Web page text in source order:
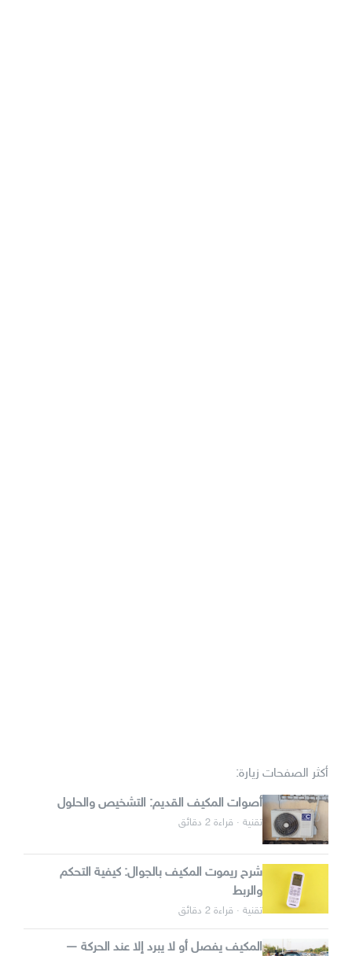
أكثر الصفحات زيارة:
أصوات المكيف القديم: التشخيص والحلول
تقنية · قراءة 2 دقائق
شرح ريموت المكيف بالجوال: كيفية التحكم
والربط
تقنية · قراءة 2 دقائق
المكيف يفصل أو لا يبرد إلا عند الحركة —